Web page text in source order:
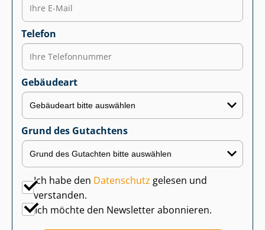
Telefon
Gebäudeart
Grund des Gutachtens
Ich habe den Datenschutz gelesen und
verstanden.
Ich möchte den Newsletter abonnieren.